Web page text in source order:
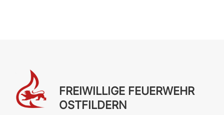
FREIWILLIGE FEUERWEHR
OSTFILDERN